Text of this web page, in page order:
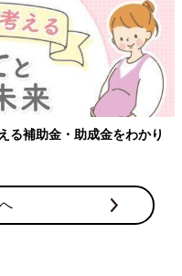
婦の感染症対策、知っておい